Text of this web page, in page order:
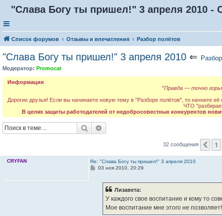
"Слава Богу ты пришел!" 3 апреля 2010 -
Список форумов Отзывы и впечатления Разбор полётов
"Слава Богу ты пришел!" 3 апреля 2010 ⇐
Модератор: Promocat
Информация
"Правда — точно
Дорогие друзья! Если вы начинаете новую тему в "Разборе полётов", то начните
ЧТО
В целях защиты работодателей от недобросовестных конкурентов
Поиск
32 сообщения 1
CRYFAN
Re: "Слава Богу ты пришел!" 3 апреля 2010
С03 ноя 2010, 20:29
Лизавета:
У каждого свое воспитание и кому то
Мое воспитание мне этого не позволяет!